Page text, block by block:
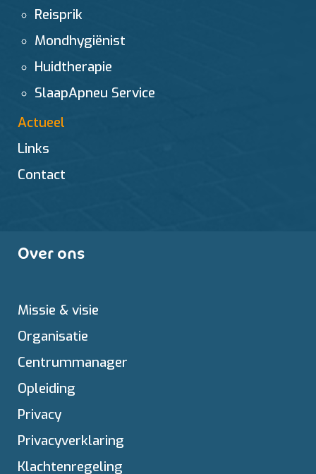
Reisprik
Mondhygiënist
Huidtherapie
SlaapApneu Service
Actueel
Links
Contact
Over ons
Missie & visie
Organisatie
Centrummanager
Opleiding
Privacy
Privacyverklaring
Klachtenregeling